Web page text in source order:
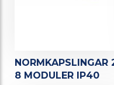
NORMKAPSLINGAR
8 MODULER IP40